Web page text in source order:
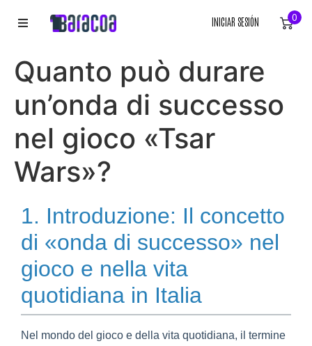
ACCESORIOS
EQUIPACIÓN DEPORTIVA
LIENZOS
INICIAR SESIÓN 0
Quanto può durare
un’onda di successo
nel gioco «Tsar
Wars»?
1. Introduzione: Il concetto
di «onda di successo» nel
gioco e nella vita
quotidiana in Italia
Nel mondo del gioco e della vita quotidiana, il termine